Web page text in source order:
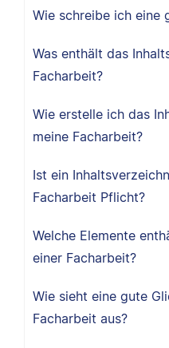
Wie schreibe ich eine
Was enthält das
Facharbeit?
Wie erstelle ich das
meine Facharbeit?
Ist ein
Facharbeit Pflicht?
Welche Elemente
einer Facharbeit?
Wie sieht eine gute
Facharbeit aus?